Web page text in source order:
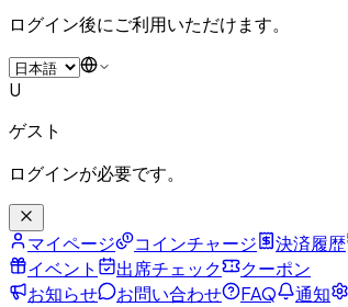
ログイン後にご利用いただけます。
U
ゲスト
ログインが必要です。
マイページ コインチャージ 決済履歴
イベント
出席チェック
クーポン
お知らせ
お問い合わせ FAQ 通知